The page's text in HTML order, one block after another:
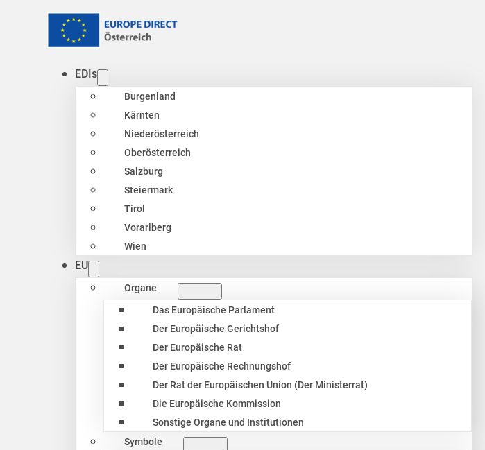
EDIs
Burgenland
Kärnten
Niederösterreich
Oberösterreich
Salzburg
Steiermark
Tirol
Vorarlberg
Wien
EU
Organe
Das Europäische Parlament
Der Europäische Gerichtshof
Der Europäische Rat
Der Europäische Rechnungshof
Der Rat der Europäischen Union (Der Ministerrat)
Die Europäische Kommission
Sonstige Organe und Institutionen
Symbole